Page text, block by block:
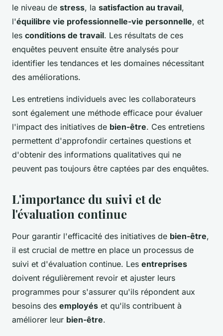
le niveau de stress, la satisfaction au travail,
l'équilibre vie professionnelle-vie personnelle, et
les conditions de travail. Les résultats de ces
enquêtes peuvent ensuite être analysés pour
identifier les tendances et les domaines nécessitant
des améliorations.
Les entretiens individuels avec les collaborateurs
sont également une méthode efficace pour évaluer
l'impact des initiatives de bien-être. Ces entretiens
permettent d'approfondir certaines questions et
d'obtenir des informations qualitatives qui ne
peuvent pas toujours être captées par des enquêtes.
L'importance du suivi et de
l'évaluation continue
Pour garantir l'efficacité des initiatives de bien-être,
il est crucial de mettre en place un processus de
suivi et d'évaluation continue. Les entreprises
doivent régulièrement revoir et ajuster leurs
programmes pour s'assurer qu'ils répondent aux
besoins des employés et qu'ils contribuent à
améliorer leur bien-être.